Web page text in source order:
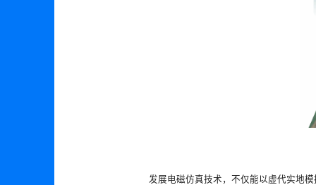
发展电磁仿真技术，不仅能以虚代实地